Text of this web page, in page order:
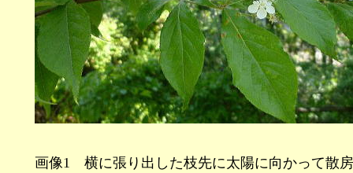
画像1 横に張り出した枝先に太陽に向かって散